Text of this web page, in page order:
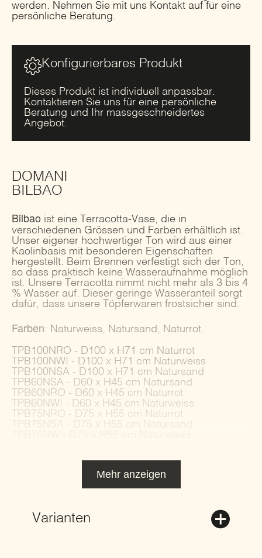
werden. Nehmen Sie mit uns Kontakt auf für eine
persönliche Beratung.
Konfigurierbares Produkt
Dieses Produkt ist individuell anpassbar.
Kontaktieren Sie uns für eine persönliche
Beratung und Ihr massgeschneidertes
Angebot.
DOMANI
BILBAO
Bilbao ist eine Terracotta-Vase, die in
verschiedenen Grössen und Farben erhältlich ist.
Unser eigener hochwertiger Ton wird aus einer
Kaolinbasis mit besonderen Eigenschaften
hergestellt. Beim Brennen verfestigt sich der Ton,
so dass praktisch keine Wasseraufnahme möglich
ist. Unsere Terracotta nimmt nicht mehr als 3 bis 4
% Wasser auf. Dieser geringe Wasseranteil sorgt
dafür, dass unsere Töpferwaren frostsicher sind.
Farben: Naturweiss, Natursand, Naturrot.
TPB100NRO - D100 x H71 cm Naturrot
TPB100NWI - D100 x H71 cm Naturweiss
TPB100NSA - D100 x H71 cm Natursand
TPB60NSA - D60 x H45 cm Natursand
TPB60NRO - D60 x H45 cm Naturrot
TPB60NWI - D60 x H45 cm Naturweiss
TPB75NRO - D75 x H55 cm Naturrot
TPB75NSA - D75 x H55 cm Natursand
Mehr anzeigen
Varianten